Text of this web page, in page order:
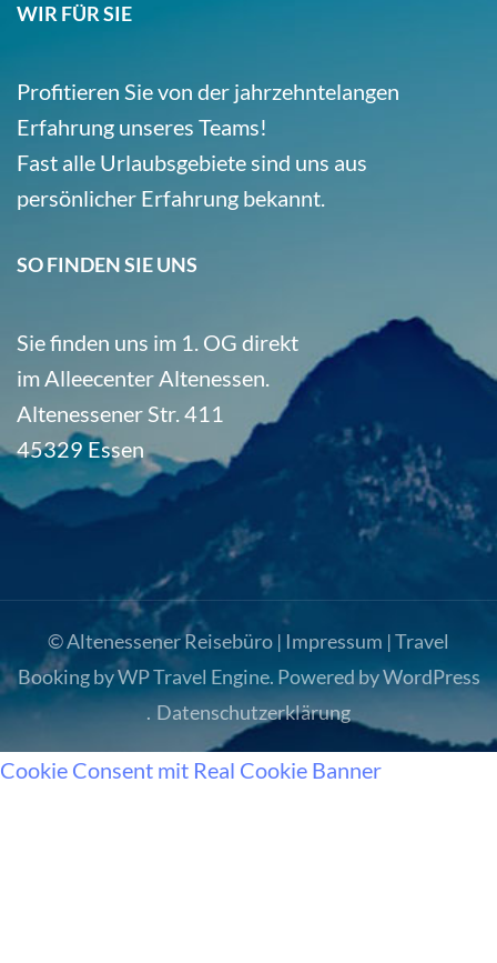
WIR FÜR SIE
Profitieren Sie von der jahrzehntelangen
Erfahrung unseres Teams!
Fast alle Urlaubsgebiete sind uns aus
persönlicher Erfahrung bekannt.
SO FINDEN SIE UNS
Sie finden uns im 1. OG direkt
im Alleecenter Altenessen.
Altenessener Str. 411
45329 Essen
© Altenessener Reisebüro | Impressum |Travel
Booking byWP Travel Engine. Powered byWordPress
. Datenschutzerklärung
Cookie Consent mit Real Cookie Banner